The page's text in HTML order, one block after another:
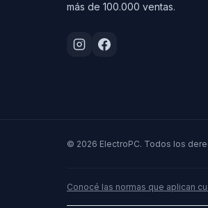
más de 100.000 ventas.
© 2026 ElectroPC. Todos los
Conocé las normas que aplican